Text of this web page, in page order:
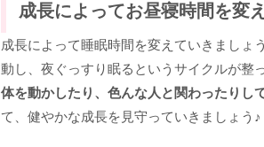
成長によってお昼寝時間を変
成長によって睡眠時間を変えていきましょ
動し、夜ぐっすり眠るというサイクルが整
体を動かしたり、色んな人と関わったりし
て、健やかな成長を見守っていきましょう♪